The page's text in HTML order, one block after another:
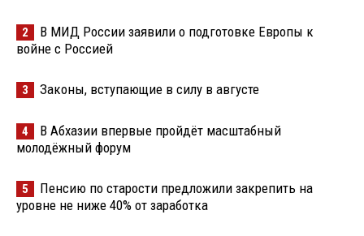
2
В МИД России заявили о подготовке Европы к
войне с Россией
3 Законы, вступающие в силу в августе
4
В Абхазии впервые пройдёт масштабный
молодёжный форум
5
Пенсию по старости предложили закрепить на
уровне не ниже 40% от заработка